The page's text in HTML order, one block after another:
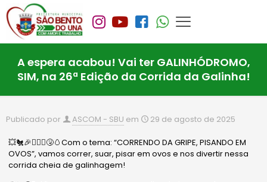
A espera acabou! Vai ter GALINHÓDROMO,
SIM, na 26ª Edição da Corrida da Galinha!
Publicado por ASCOM - SBU em 29 de agosto de 2025
💥🐔🎉🏃🏻‍♀️🤧🥚Com o tema: “CORRENDO DA GRIPE, PISANDO EM
OVOS”, vamos correr, suar, pisar em ovos e nos divertir nessa
corrida cheia de galinhagem!